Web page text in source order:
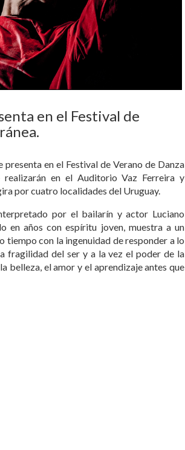
en el Festival de
presenta en el Festival de Verano de Danza
realizarán en el Auditorio Vaz Ferreira y
por cuatro localidades del Uruguay.
por el bailarín y actor Luciano
en años con espíritu joven, muestra a un
con la ingenuidad de responder a lo
fragilidad del ser y a la vez el poder de la
belleza, el amor y el aprendizaje antes que